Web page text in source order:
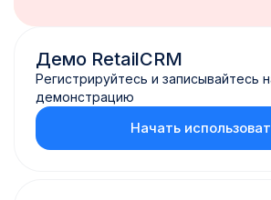
Демо RetailCRM
Регистрируйтесь и записывайтесь
демонстрацию
Начать